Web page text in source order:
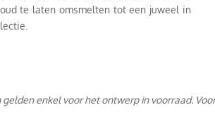
te laten omsmelten tot een juweel in
gelden enkel voor het ontwerp in voorraad.